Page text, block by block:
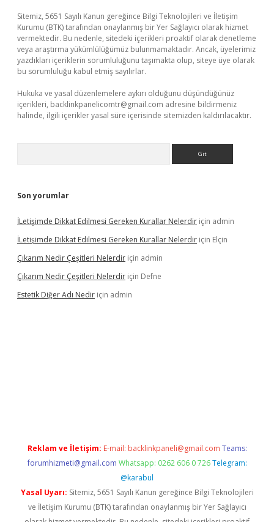
Sitemiz, 5651 Sayılı Kanun gereğince Bilgi Teknolojileri ve İletişim
Kurumu (BTK) tarafından onaylanmış bir Yer Sağlayıcı olarak hizmet
vermektedir. Bu nedenle, sitedeki içerikleri proaktif olarak denetleme
veya araştırma yükümlülüğümüz bulunmamaktadır. Ancak, üyelerimiz
yazdıkları içeriklerin sorumluluğunu taşımakta olup, siteye üye olarak
bu sorumluluğu kabul etmiş sayılırlar.
Hukuka ve yasal düzenlemelere aykırı olduğunu düşündüğünüz
içerikleri, backlinkpanelicomtr@gmail.com adresine bildirmeniz
halinde, ilgili içerikler yasal süre içerisinde sitemizden kaldırılacaktır.
Son yorumlar
İLetişimde Dikkat Edilmesi Gereken Kurallar Nelerdir için admin
İLetişimde Dikkat Edilmesi Gereken Kurallar Nelerdir için Elçin
Çıkarım Nedir Çeşitleri Nelerdir için admin
Çıkarım Nedir Çeşitleri Nelerdir için Defne
Estetik Diğer Adı Nedir için admin
Reklam ve İletişim: E-mail: backlinkpaneli@gmail.com Teams:
forumhizmeti@gmail.com Whatsapp: 0262 606 0 726 Telegram:
@karabul
Yasal Uyarı: Sitemiz, 5651 Sayılı Kanun gereğince Bilgi Teknolojileri
ve İletişim Kurumu (BTK) tarafından onaylanmış bir Yer Sağlayıcı